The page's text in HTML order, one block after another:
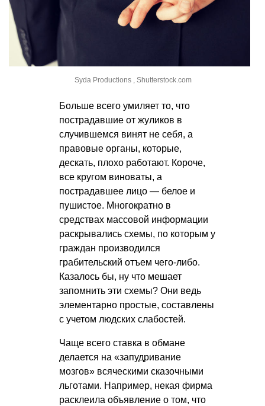
Syda Productions , Shutterstock.com
Больше всего умиляет то, что
пострадавшие от жуликов в
случившемся винят не себя, а
правовые органы, которые,
дескать, плохо работают. Короче,
все кругом виноваты, а
пострадавшее лицо — белое и
пушистое. Многократно в
средствах массовой информации
раскрывались схемы, по которым у
граждан производился
грабительский отъем чего-либо.
Казалось бы, ну что мешает
запомнить эти схемы? Они ведь
элементарно простые, составлены
с учетом людских слабостей.
Чаще всего ставка в обмане
делается на «запудривание
мозгов» всяческими сказочными
льготами. Например, некая фирма
расклеила объявление о том, что